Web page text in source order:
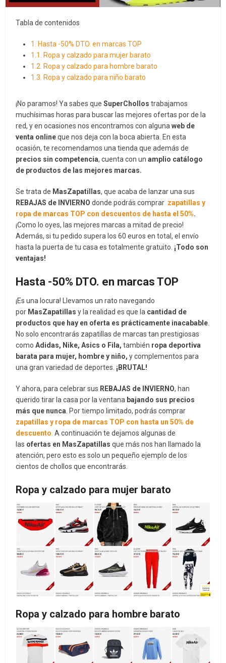
Tabla de contenidos
1. Hasta -50% DTO. en marcas TOP
1.1. Ropa y calzado para mujer barato
1.2. Ropa y calzado para hombre barato
1.3. Ropa y calzado para niño barato
¡No paramos! Ya sabes queSuperChollos trabajamos
muchísimas horas para buscar las mejores ofertas por de la
red, y en ocasiones nos encontramos con alguna web de
venta onlineque nos deja con la boca abierta. En esta
ocasión, te recomendamos una tienda que además de
precios sin competencia, cuenta con unamplio catálogo
de productos de las mejores marcas.
Se trata de MasZapatillas, que acaba de lanzar una sus
REBAJAS de INVIERNO donde podrás comprar zapatillas y
ropa de marcas TOP con descuentos de hasta el 50%.
¡Como lo oyes, las mejores marcas a mitad de precio!
Además, si tu pedido supera los 60 euros en total, el envío
hasta la puerta de tu casa es totalmente gratuito. ¡Todo son
ventajas!
Hasta -50% DTO. en marcas TOP
¡Es una locura! Llevamos un rato navegando
por MasZapatillas y la realidad es que la cantidad de
productos que hay en oferta es prácticamente inacabable
No solo encontrarás zapatillas de marcas tan prestigiosas
comoAdidas, Nike, Asics o Fila, también ropa deportiva
barata para mujer, hombre y niño, y complementos para
una gran variedad de deportes. ¡BRUTAL!
Y ahora, para celebrar sus REBAJAS de INVIERNO, han
querido tirar la casa por la ventana bajando sus precios
más que nunca . Por tiempo limitado, podrás comprar
zapatillas y ropa de marcas TOP con hasta un 50% de
descuento A continuación te dejamos algunas de
las ofertas en MasZapatillas que más nos han llamado la
atención, pero esto es solo un pequeño ejemplo de los
cientos de chollos que encontrarás.
Ropa y calzado para mujer barato
Ropa y calzado para hombre barato